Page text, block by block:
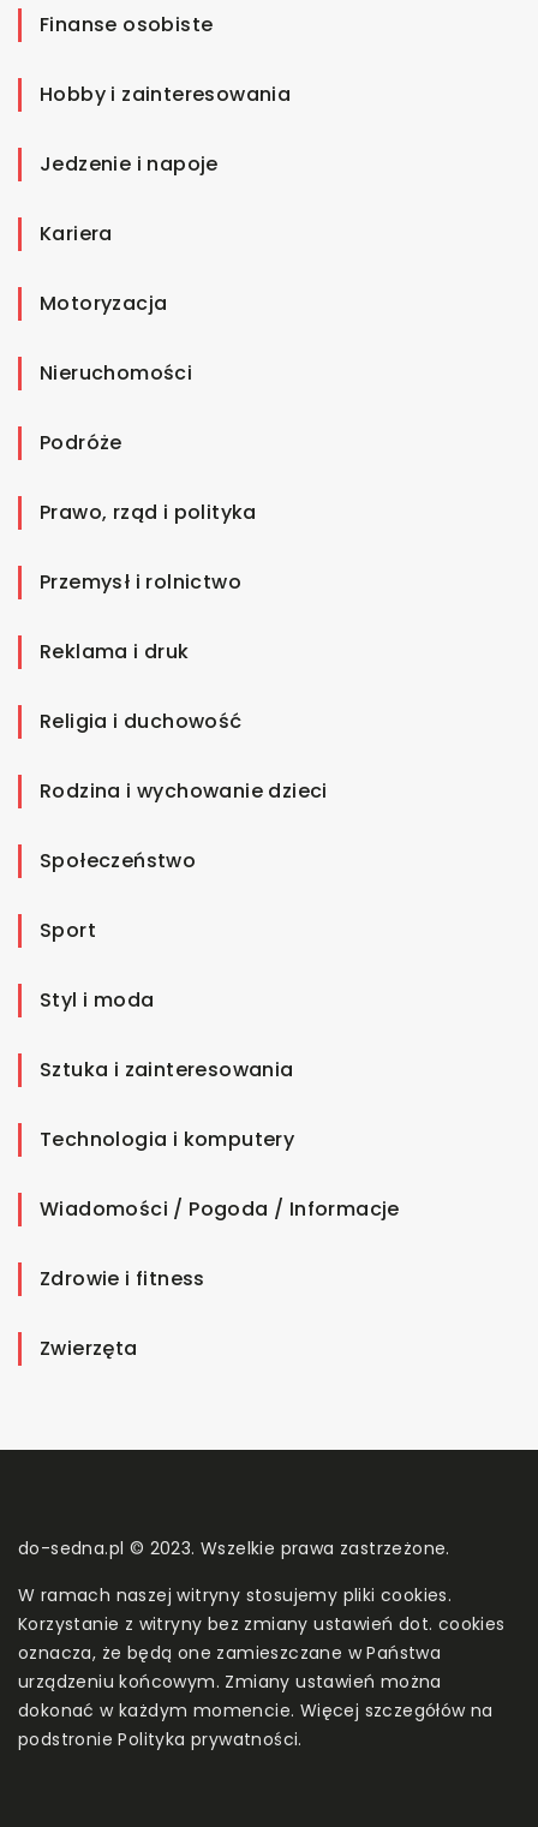
Finanse osobiste
Hobby i zainteresowania
Jedzenie i napoje
Kariera
Motoryzacja
Nieruchomości
Podróże
Prawo, rząd i polityka
Przemysł i rolnictwo
Reklama i druk
Religia i duchowość
Rodzina i wychowanie dzieci
Społeczeństwo
Sport
Styl i moda
Sztuka i zainteresowania
Technologia i komputery
Wiadomości / Pogoda / Informacje
Zdrowie i fitness
Zwierzęta
do-sedna.pl © 2023. Wszelkie prawa zastrzeżone.
W ramach naszej witryny stosujemy pliki cookies.
Korzystanie z witryny bez zmiany ustawień dot. cookies
oznacza, że będą one zamieszczane w Państwa
urządzeniu końcowym. Zmiany ustawień można
dokonać w każdym momencie. Więcej szczegółów na
podstroniePolityka prywatności.